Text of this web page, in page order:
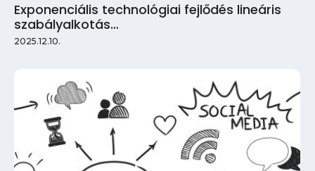
Exponenciális technológiai fejlődés lineáris
szabályalkotás…
2025.12.10.